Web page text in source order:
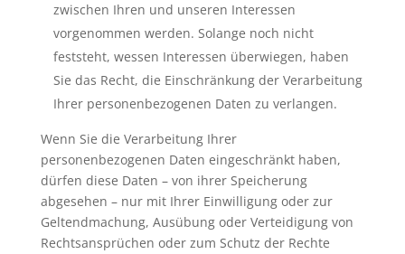
zwischen Ihren und unseren Interessen
vorgenommen werden. Solange noch nicht
feststeht, wessen Interessen überwiegen, haben
Sie das Recht, die Einschränkung der Verarbeitung
Ihrer personenbezogenen Daten zu verlangen.
Wenn Sie die Verarbeitung Ihrer
personenbezogenen Daten eingeschränkt haben,
dürfen diese Daten – von ihrer Speicherung
abgesehen – nur mit Ihrer Einwilligung oder zur
Geltendmachung, Ausübung oder Verteidigung von
Rechtsansprüchen oder zum Schutz der Rechte